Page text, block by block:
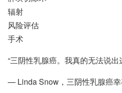
辐射
风险评估
手术
“三阴性乳腺癌。我真的无法说出
— Linda Snow，三阴性乳腺癌